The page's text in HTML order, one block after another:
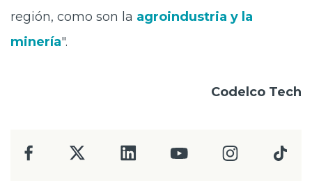
región, como son la agroindustria y la
minería".
Codelco Tech